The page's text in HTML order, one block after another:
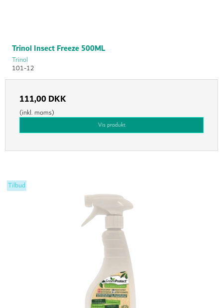
Trinol Insect Freeze 500ML
Trinol
101-12
111,00 DKK
(inkl. moms)
Vis produkt
Tilbud